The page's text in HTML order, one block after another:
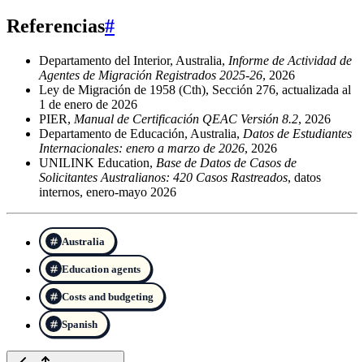
Referencias#
Departamento del Interior, Australia, Informe de Actividad de
Agentes de Migración Registrados 2025-26, 2026
Ley de Migración de 1958 (Cth), Sección 276, actualizada al
1 de enero de 2026
PIER, Manual de Certificación QEAC Versión 8.2, 2026
Departamento de Educación, Australia, Datos de Estudiantes
Internacionales: enero a marzo de 2026, 2026
UNILINK Education, Base de Datos de Casos de
Solicitantes Australianos: 420 Casos Rastreados, datos
internos, enero-mayo 2026
Australia
Education agents
Costs and budgeting
Spanish